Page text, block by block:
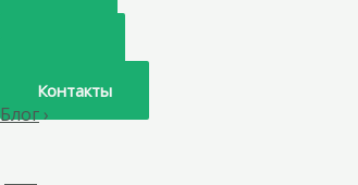
Контакты
Блог›